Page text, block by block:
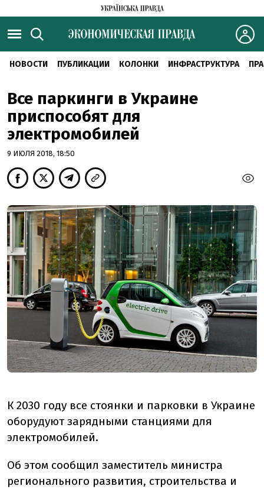
НОВОСТИ ПУБЛИКАЦИИ КОЛОНКИ ИНФРАСТРУКТУРА
Все паркинги в Украине
приспособят для
электромобилей
9 ИЮЛЯ 2018, 18:50
К 2030 году все стоянки и парковки в Украине
оборудуют зарядными станциями для
электромобилей.
Об этом сообщил заместитель министра
регионального развития, строительства и